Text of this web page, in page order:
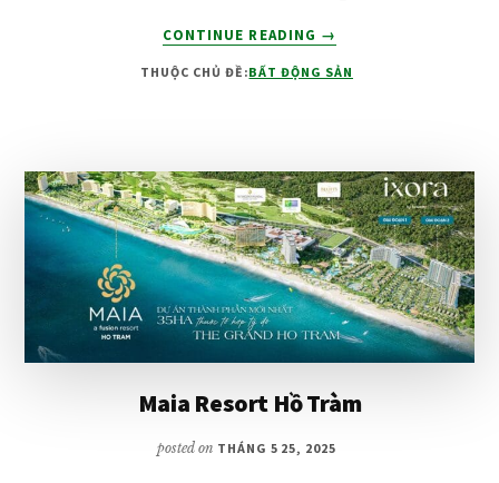
CONTINUE READING
VỀVINHOMES
GIỜ
→
THUỘC CHỦ ĐỀ:BẤT ĐỘNG SẢN
Maia Resort Hồ Tràm
posted on THÁNG 5 25, 2025